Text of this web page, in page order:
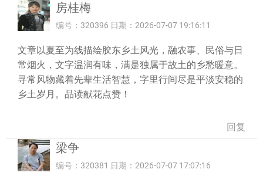
房桂梅
编号：320396 日期：2026-07-07 19:16:11
文章以夏至为线描绘胶东乡土风光，融农事、民俗与日
常烟火，文字温润有味，满是独属于故土的乡愁暖意。
寻常风物藏着先辈生活智慧，字里行间尽是平淡安稳的
乡土岁月。品读献花点赞！
回复
梁争
编号：320381 日期：2026-07-07 17:07:16